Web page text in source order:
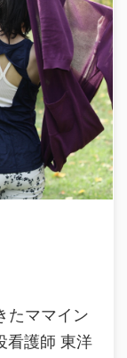
たママイン
看護師 東洋